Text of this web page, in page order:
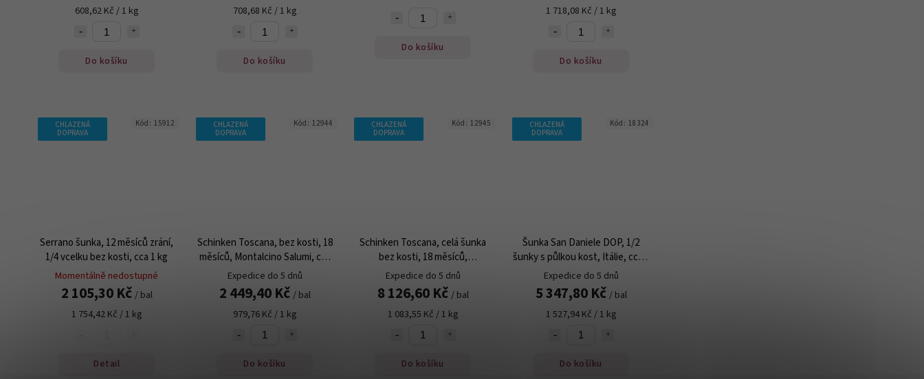
608,62 Kč / 1 kg
Do košíku
708,68 Kč / 1 kg
Do košíku
Do košíku
1 718,08 Kč / 1 kg
Do košíku
CHLAZENÁ
DOPRAVA
Serrano šunka, 12 měsíců zrání,
1/4 vcelku bez kosti, cca 1 kg
Momentálně nedostupné
2 105,30 Kč / bal
1 754,42 Kč / 1 kg
Detail
Kód: 15912
CHLAZENÁ
DOPRAVA
Schinken Toscana, bez kosti, 18
měsíců, Montalcino Salumi, cca
2 kg
Expedice do 5 dnů
2 449,40 Kč / bal
979,76 Kč / 1 kg
Do košíku
Kód: 12944
CHLAZENÁ
DOPRAVA
Schinken Toscana, celá šunka
bez kosti, 18 měsíců,
Montalcino Salumi, cca 7 kg
Expedice do 5 dnů
8 126,60 Kč / bal
1 083,55 Kč / 1 kg
Do košíku
Kód: 12945
CHLAZENÁ
DOPRAVA
Šunka San Daniele DOP, 1/2
šunky s půlkou kost, Itálie, cca 3
kg
Expedice do 5 dnů
5 347,80 Kč / bal
1 527,94 Kč / 1 kg
Do košíku
Kód: 18324